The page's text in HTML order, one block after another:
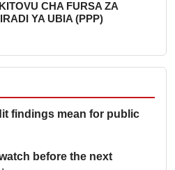
CHA FURSA ZA
YA UBIA (PPP)
findings mean for public
before the next